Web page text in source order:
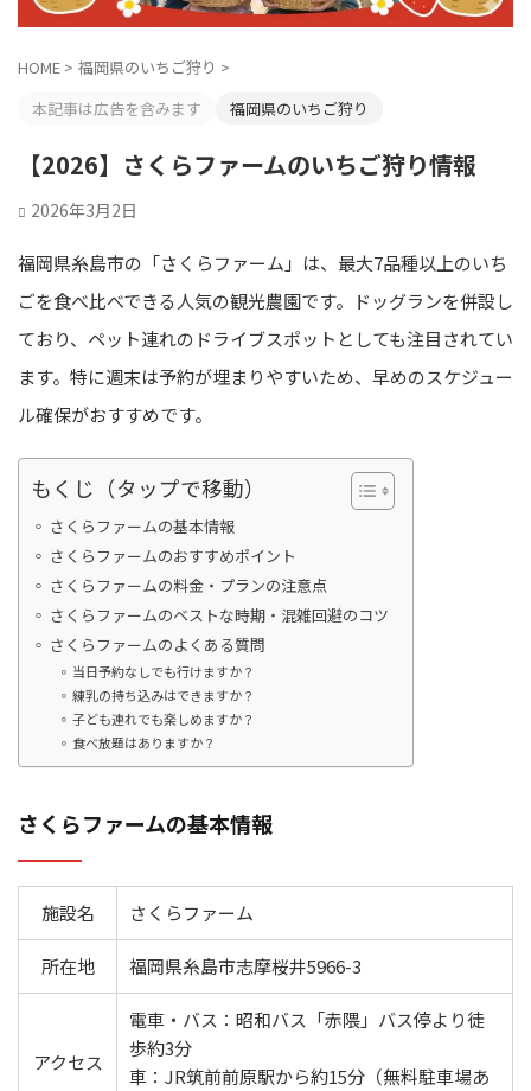
HOME > 福岡県のいちご狩り >
本記事は広告を含みます
福岡県のいちご狩り
【2026】さくらファームのいちご狩り情報
2026年3月2日
福岡県糸島市の「さくらファーム」は、最大7品種以上のいち
ごを食べ比べできる人気の観光農園です。ドッグランを併設し
ており、ペット連れのドライブスポットとしても注目されてい
ます。特に週末は予約が埋まりやすいため、早めのスケジュー
ル確保がおすすめです。
もくじ（タップで移動）
さくらファームの基本情報
さくらファームのおすすめポイント
さくらファームの料金・プランの注意点
さくらファームのベストな時期・混雑回避のコツ
さくらファームのよくある質問
当日予約なしでも行けますか？
練乳の持ち込みはできますか？
子ども連れでも楽しめますか？
食べ放題はありますか？
さくらファームの基本情報
施設名 さくらファーム
所在地 福岡県糸島市志摩桜井5966-3
アクセス
電車・バス：昭和バス「赤隈」バス停より徒
歩約3分
車：JR筑前前原駅から約15分（無料駐車場あ